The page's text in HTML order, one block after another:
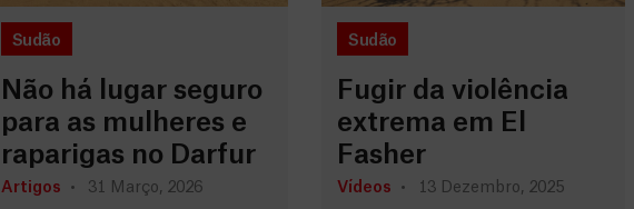
Sudão
Não há lugar seguro
para as mulheres e
raparigas no Darfur
Artigos 31 Março, 2026
Sudão
Fugir da violência
extrema em El
Fasher
Vídeos 13 Dezembro, 2025